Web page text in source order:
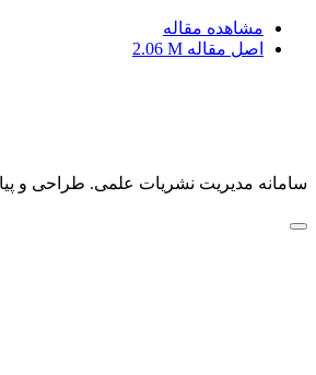
مشاهده مقاله
اصل مقاله 2.06 M
سامانه مدیریت نشریات علمی. طراحی و